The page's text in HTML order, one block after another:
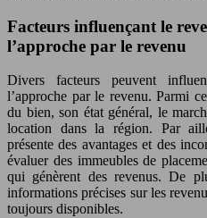
Facteurs influençant le
l’approche par le revenu
Divers facteurs peuvent
l’approche par le revenu. Parmi
du bien, son état général, le
location dans la région. Par
présente des avantages et des
évaluer des immeubles de
qui génèrent des revenus. De
informations précises sur les
toujours disponibles.